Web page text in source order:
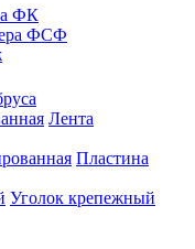
ФК
ФСФ
Лента
Пластина
Уголок крепежный